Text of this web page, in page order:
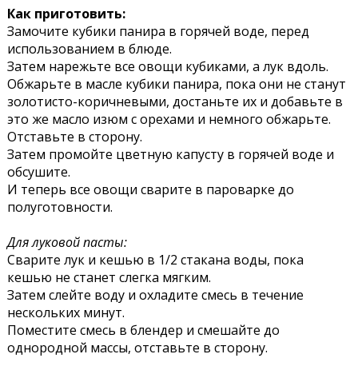
Как приготовить:
Замочите кубики панира в горячей воде, перед
использованием в блюде.
Затем нарежьте все овощи кубиками, а лук вдоль.
Обжарьте в масле кубики панира, пока они не станут
золотисто-коричневыми, достаньте их и добавьте в
это же масло изюм с орехами и немного обжарьте.
Отставьте в сторону.
Затем промойте цветную капусту в горячей воде и
обсушите.
И теперь все овощи сварите в пароварке до
полуготовности.
Для луковой пасты:
Сварите лук и кешью в 1/2 стакана воды, пока
кешью не станет слегка мягким.
Затем слейте воду и охладите смесь в течение
нескольких минут.
Поместите смесь в блендер и смешайте до
однородной массы, отставьте в сторону.